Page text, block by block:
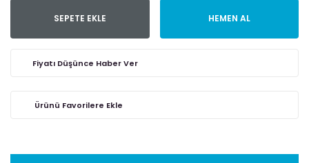
SEPETE EKLE HEMEN AL
Fiyatı Düşünce Haber Ver